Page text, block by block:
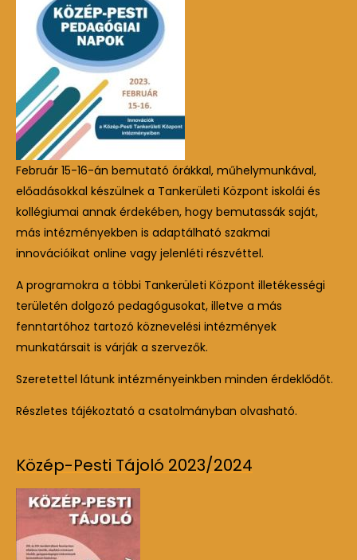
Február 15-16-án bemutató órákkal, műhelymunkával,
előadásokkal készülnek a Tankerületi Központ iskolái és
kollégiumai annak érdekében, hogy bemutassák saját,
más intézményekben is adaptálható szakmai
innovációikat online vagy jelenléti részvéttel.
A programokra a többi Tankerületi Központ illetékességi
területén dolgozó pedagógusokat, illetve a más
fenntartóhoz tartozó köznevelési intézmények
munkatársait is várják a szervezők.
Szeretettel látunk intézményeinkben minden érdeklődőt.
Részletes tájékoztató a csatolmányban olvasható.
Közép-Pesti Tájoló 2023/2024